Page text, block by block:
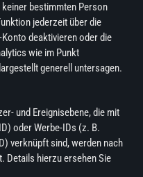
bestimmten Person
jederzeit über die
deaktivieren oder die
wie im Punkt
generell untersagen.
und Ereignisebene, die mit
oder Werbe-IDs (z. B.
verknüpft sind, werden nach
Details hierzu ersehen Sie